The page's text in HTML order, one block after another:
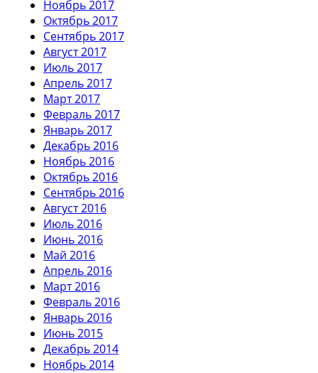
Ноябрь 2017
Октябрь 2017
Сентябрь 2017
Август 2017
Июль 2017
Апрель 2017
Март 2017
Февраль 2017
Январь 2017
Декабрь 2016
Ноябрь 2016
Октябрь 2016
Сентябрь 2016
Август 2016
Июль 2016
Июнь 2016
Май 2016
Апрель 2016
Март 2016
Февраль 2016
Январь 2016
Июнь 2015
Декабрь 2014
Ноябрь 2014